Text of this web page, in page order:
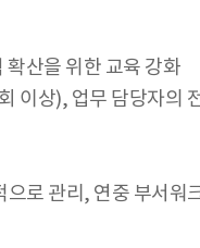
확산을 위한 교육 강화
이상), 업무 담당자의
로 관리, 연중 부서